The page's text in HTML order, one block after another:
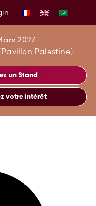
2027
Palestine)
un Stand
votre intérêt